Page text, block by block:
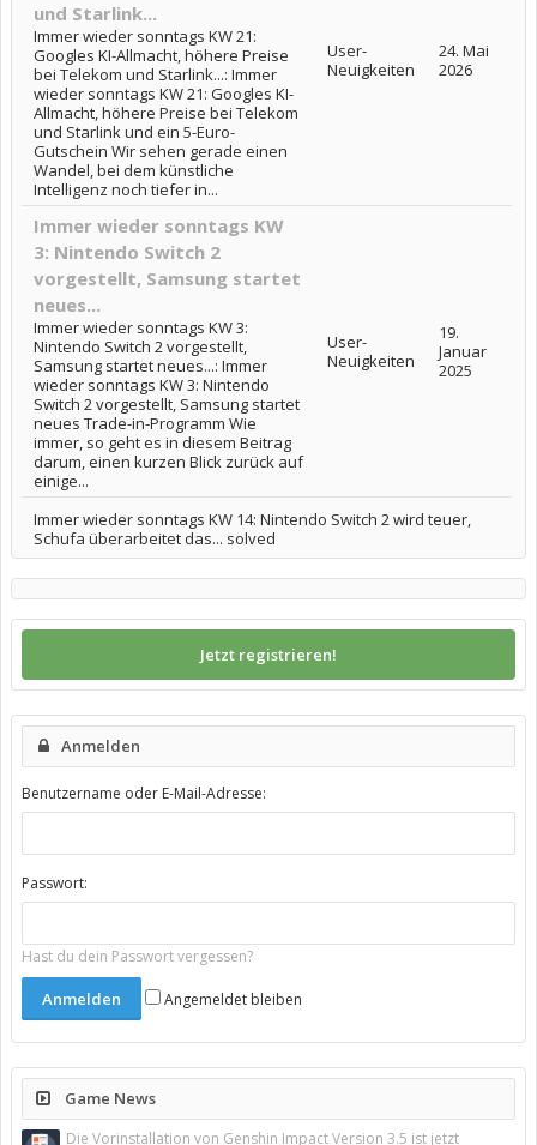
und Starlink...
Immer wieder sonntags KW 21:
Googles KI-Allmacht, höhere Preise
bei Telekom und Starlink...: Immer
wieder sonntags KW 21: Googles KI-
Allmacht, höhere Preise bei Telekom
und Starlink und ein 5-Euro-
Gutschein Wir sehen gerade einen
Wandel, bei dem künstliche
Intelligenz noch tiefer in...
User-
Neuigkeiten
24. Mai
2026
Immer wieder sonntags KW
3: Nintendo Switch 2
vorgestellt, Samsung startet
neues...
Immer wieder sonntags KW 3:
Nintendo Switch 2 vorgestellt,
Samsung startet neues...: Immer
wieder sonntags KW 3: Nintendo
Switch 2 vorgestellt, Samsung startet
neues Trade-in-Programm Wie
immer, so geht es in diesem Beitrag
darum, einen kurzen Blick zurück auf
einige...
User-
Neuigkeiten
19.
Januar
2025
Immer wieder sonntags KW 14: Nintendo Switch 2 wird teuer,
Schufa überarbeitet das... solved
Jetzt registrieren!
Anmelden
Benutzername oder E-Mail-Adresse:
Passwort:
Hast du dein Passwort vergessen?
Angemeldet bleiben
Game News
Die Vorinstallation von Genshin Impact Version 3.5 ist jetzt